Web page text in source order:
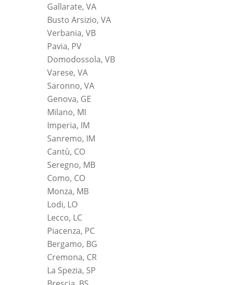
Gallarate, VA
Busto Arsizio, VA
Verbania, VB
Pavia, PV
Domodossola, VB
Varese, VA
Saronno, VA
Genova, GE
Milano, MI
Imperia, IM
Sanremo, IM
Cantù, CO
Seregno, MB
Como, CO
Monza, MB
Lodi, LO
Lecco, LC
Piacenza, PC
Bergamo, BG
Cremona, CR
La Spezia, SP